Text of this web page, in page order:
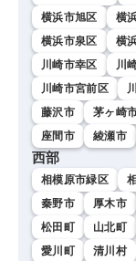
横浜市旭区 横
横浜市泉区
横
川崎市幸区
川
川崎市宮前区
藤沢市
茅ヶ崎
座間市
綾瀬市
西部
相模原市緑区
秦野市
厚木市
松田町
山北町
愛川町
清川村